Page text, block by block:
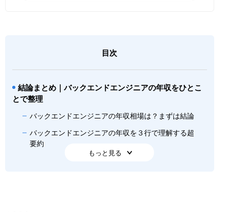
目次
結論まとめ｜バックエンドエンジニアの年収をひとこ
とで整理
バックエンドエンジニアの年収相場は？まずは結論
バックエンドエンジニアの年収を３行で理解する超
要約
もっと見る